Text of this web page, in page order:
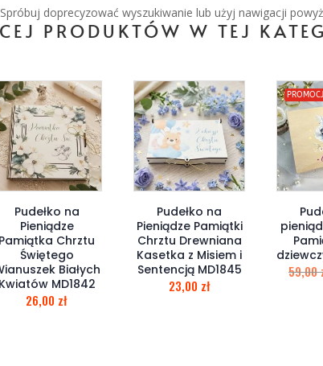
doprecyzować wyszukiwanie lub użyj nawigacji
PRODUKTÓW W TEJ
Pudełko na
Pieniądze
Pamiątka Chrztu
Świętego
Białych
Kwiatów MD1842
26,00 zł
Pudełko na
Pieniądze Pamiątki
Chrztu Drewniana
Kasetka z Misiem i
Sentencją MD1845
23,00 zł
59,00